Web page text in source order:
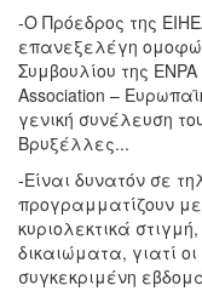
-O Πρόεδρος της
επανεξελέγη
Συμβουλίου της
Association –
γενική συνέλευση
Βρυξέλλες...
-Είναι δυνατόν σε
προγραμματίζουν
κυριολεκτικά
δικαιώματα, γιατί
συγκεκριμένη